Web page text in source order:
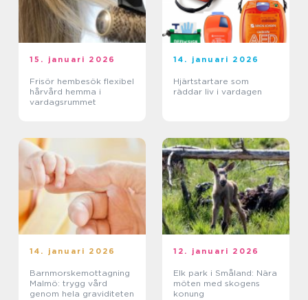
15. januari 2026
Frisör hembesök flexibel
hårvård hemma i
vardagsrummet
14. januari 2026
Hjärtstartare som
räddar liv i vardagen
14. januari 2026
Barnmorskemottagning
Malmö: trygg vård
genom hela graviditeten
12. januari 2026
Elk park i Småland: Nära
möten med skogens
konung